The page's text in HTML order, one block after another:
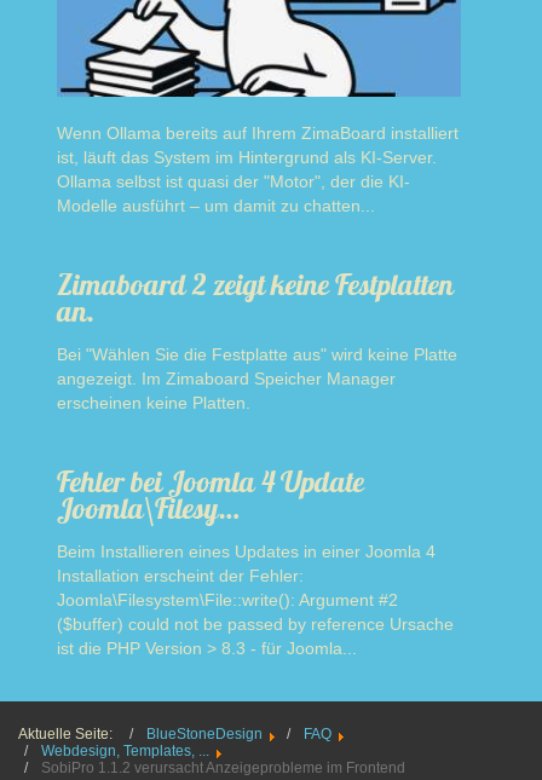
Wenn Ollama bereits auf Ihrem ZimaBoard installiert
ist, läuft das System im Hintergrund als KI-Server.
Ollama selbst ist quasi der "Motor", der die KI-
Modelle ausführt – um damit zu chatten...
Zimaboard 2 zeigt keine Festplatten
an.
Bei "Wählen Sie die Festplatte aus" wird keine Platte
angezeigt. Im Zimaboard Speicher Manager
erscheinen keine Platten.
Fehler bei Joomla 4 Update
Joomla\Filesy…
Beim Installieren eines Updates in einer Joomla 4
Installation erscheint der Fehler:
Joomla\Filesystem\File::write(): Argument #2
($buffer) could not be passed by reference Ursache
ist die PHP Version > 8.3 - für Joomla...
Aktuelle Seite: BlueStoneDesign
FAQ
Webdesign, Templates, ...
SobiPro 1.1.2 verursacht Anzeigeprobleme im Frontend